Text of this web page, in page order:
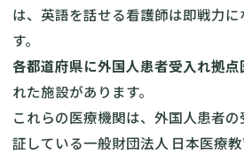
は、英語を話せる看護師は即戦力
す。
各都道府県に外国人患者受入れ拠点
れた施設があります。
これらの医療機関は、外国人患者
証している一般財団法人 日本医療